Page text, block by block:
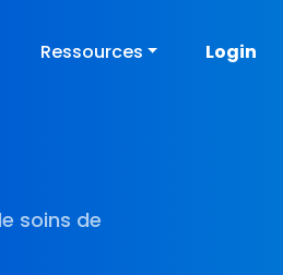
Ressources Login
soins de